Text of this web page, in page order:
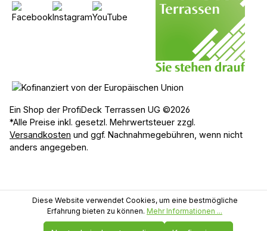
Ein Shop der ProfiDeck Terrassen UG ©2026
*Alle Preise inkl. gesetzl. Mehrwertsteuer zzgl.
Versandkosten und ggf. Nachnahmegebühren, wenn nicht
anders angegeben.
Diese Website verwendet Cookies, um eine bestmögliche
Erfahrung bieten zu können. Mehr Informationen ...